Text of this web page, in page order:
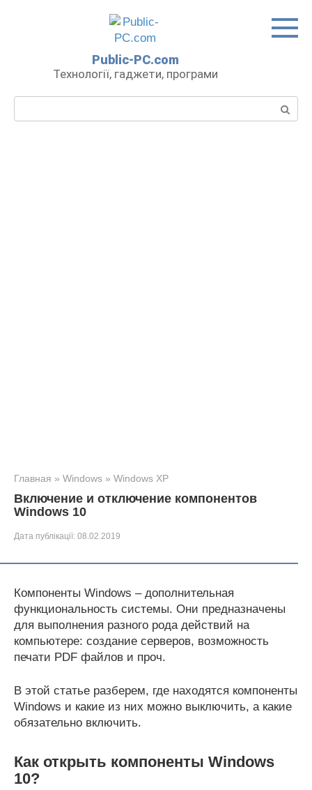
Public-PC.com
Технології, гаджети, програми
Главная » Windows » Windows XP
Включение и отключение компонентов
Windows 10
Дата публікації: 08.02.2019
Компоненты Windows – дополнительная
функциональность системы. Они предназначены
для выполнения разного рода действий на
компьютере: создание серверов, возможность
печати PDF файлов и проч.
В этой статье разберем, где находятся компоненты
Windows и какие из них можно выключить, а какие
обязательно включить.
Как открыть компоненты Windows
10?